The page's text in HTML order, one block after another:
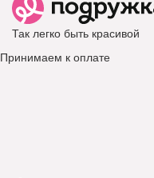
Так легко быть красивой
Принимаем к оплате